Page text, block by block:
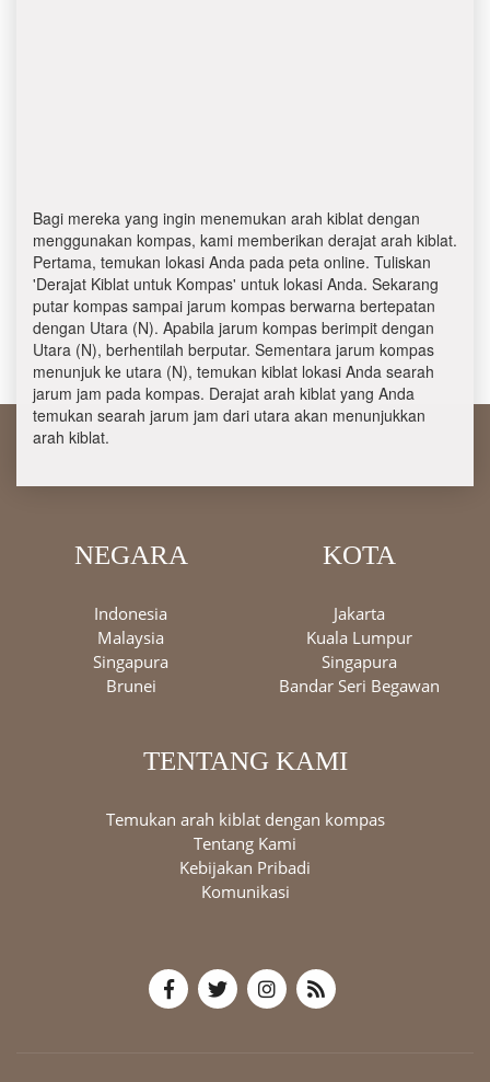
Bagi mereka yang ingin menemukan arah kiblat dengan
menggunakan kompas, kami memberikan derajat arah kiblat.
Pertama, temukan lokasi Anda pada peta online. Tuliskan
'Derajat Kiblat untuk Kompas' untuk lokasi Anda. Sekarang
putar kompas sampai jarum kompas berwarna bertepatan
dengan Utara (N). Apabila jarum kompas berimpit dengan
Utara (N), berhentilah berputar. Sementara jarum kompas
menunjuk ke utara (N), temukan kiblat lokasi Anda searah
jarum jam pada kompas. Derajat arah kiblat yang Anda
temukan searah jarum jam dari utara akan menunjukkan
arah kiblat.
NEGARA
Indonesia
Malaysia
Singapura
Brunei
KOTA
Jakarta
Kuala Lumpur
Singapura
Bandar Seri Begawan
TENTANG KAMI
Temukan arah kiblat dengan kompas
Tentang Kami
Kebijakan Pribadi
Komunikasi